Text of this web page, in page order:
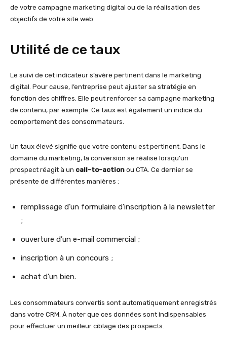
de votre campagne marketing digital ou de la réalisation des
objectifs de votre site web.
Utilité de ce taux
Le suivi de cet indicateur s’avère pertinent dans le marketing
digital. Pour cause, l’entreprise peut ajuster sa stratégie en
fonction des chiffres. Elle peut renforcer sa campagne marketing
de contenu, par exemple. Ce taux est également un indice du
comportement des consommateurs.
Un taux élevé signifie que votre contenu est pertinent. Dans le
domaine du marketing, la conversion se réalise lorsqu’un
prospect réagit à un call-to-action ou CTA. Ce dernier se
présente de différentes manières :
remplissage d’un formulaire d’inscription à la newsletter
;
ouverture d’un e-mail commercial ;
inscription à un concours ;
achat d’un bien.
Les consommateurs convertis sont automatiquement enregistrés
dans votre CRM. À noter que ces données sont indispensables
pour effectuer un meilleur ciblage des prospects.